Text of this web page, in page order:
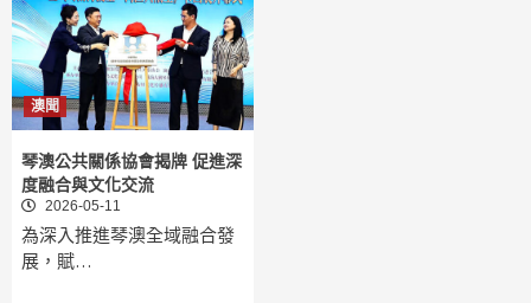
澳聞
琴澳公共關係協會揭牌 促進深
度融合與文化交流
2026-05-11
為深入推進琴澳全域融合發
展，賦…